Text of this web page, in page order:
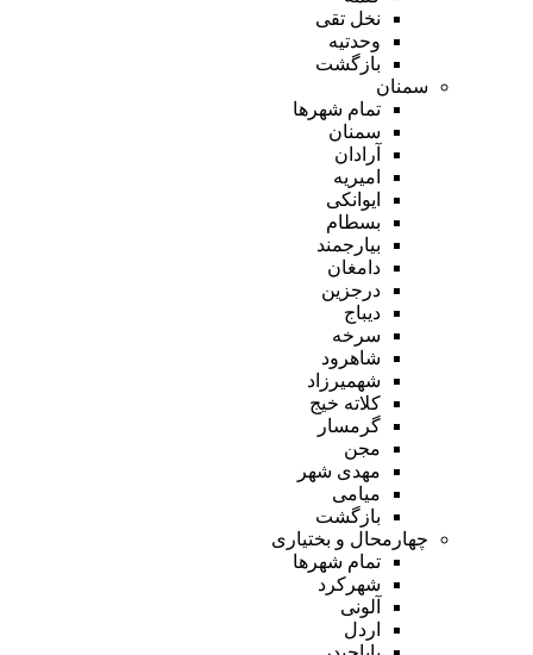
نخل تقی
وحدتیه
بازگشت
سمنان
تمام شهر‌ها
سمنان
آرادان
امیریه
ایوانکی
بسطام
بیارجمند
دامغان
درجزین
دیباج
سرخه
شاهرود
شهمیرزاد
کلاته خیج
گرمسار
مجن
مهدی شهر
میامی
بازگشت
چهارمحال و بختیاری
تمام شهر‌ها
شهرکرد
آلونی
اردل